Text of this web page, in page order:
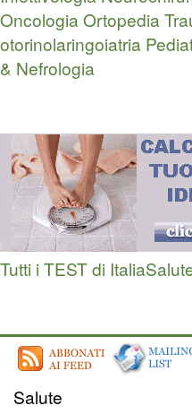
OncologiaOrtopedia
otorinolaringoiatria
& Nefrologia
Tutti i TEST di
Salute